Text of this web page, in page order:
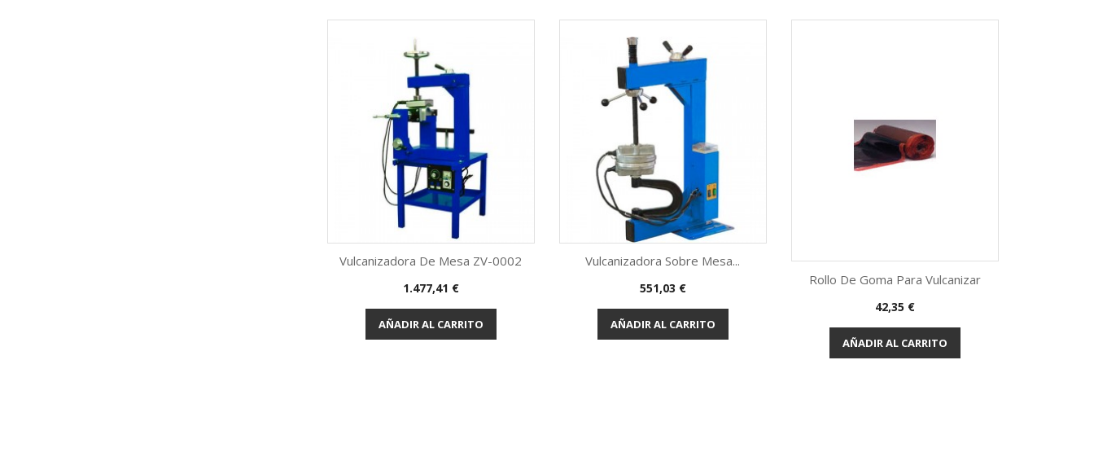
Vista rápida
Vulcanizadora De Mesa ZV-0002
Precio
1.477,41 €
AÑADIR AL CARRITO
Vista rápida
Vulcanizadora Sobre Mesa...
Precio
551,03 €
AÑADIR AL CARRITO
Vista rápida
Rollo De Goma Para Vulcanizar
Precio
42,35 €
AÑADIR AL CARRITO